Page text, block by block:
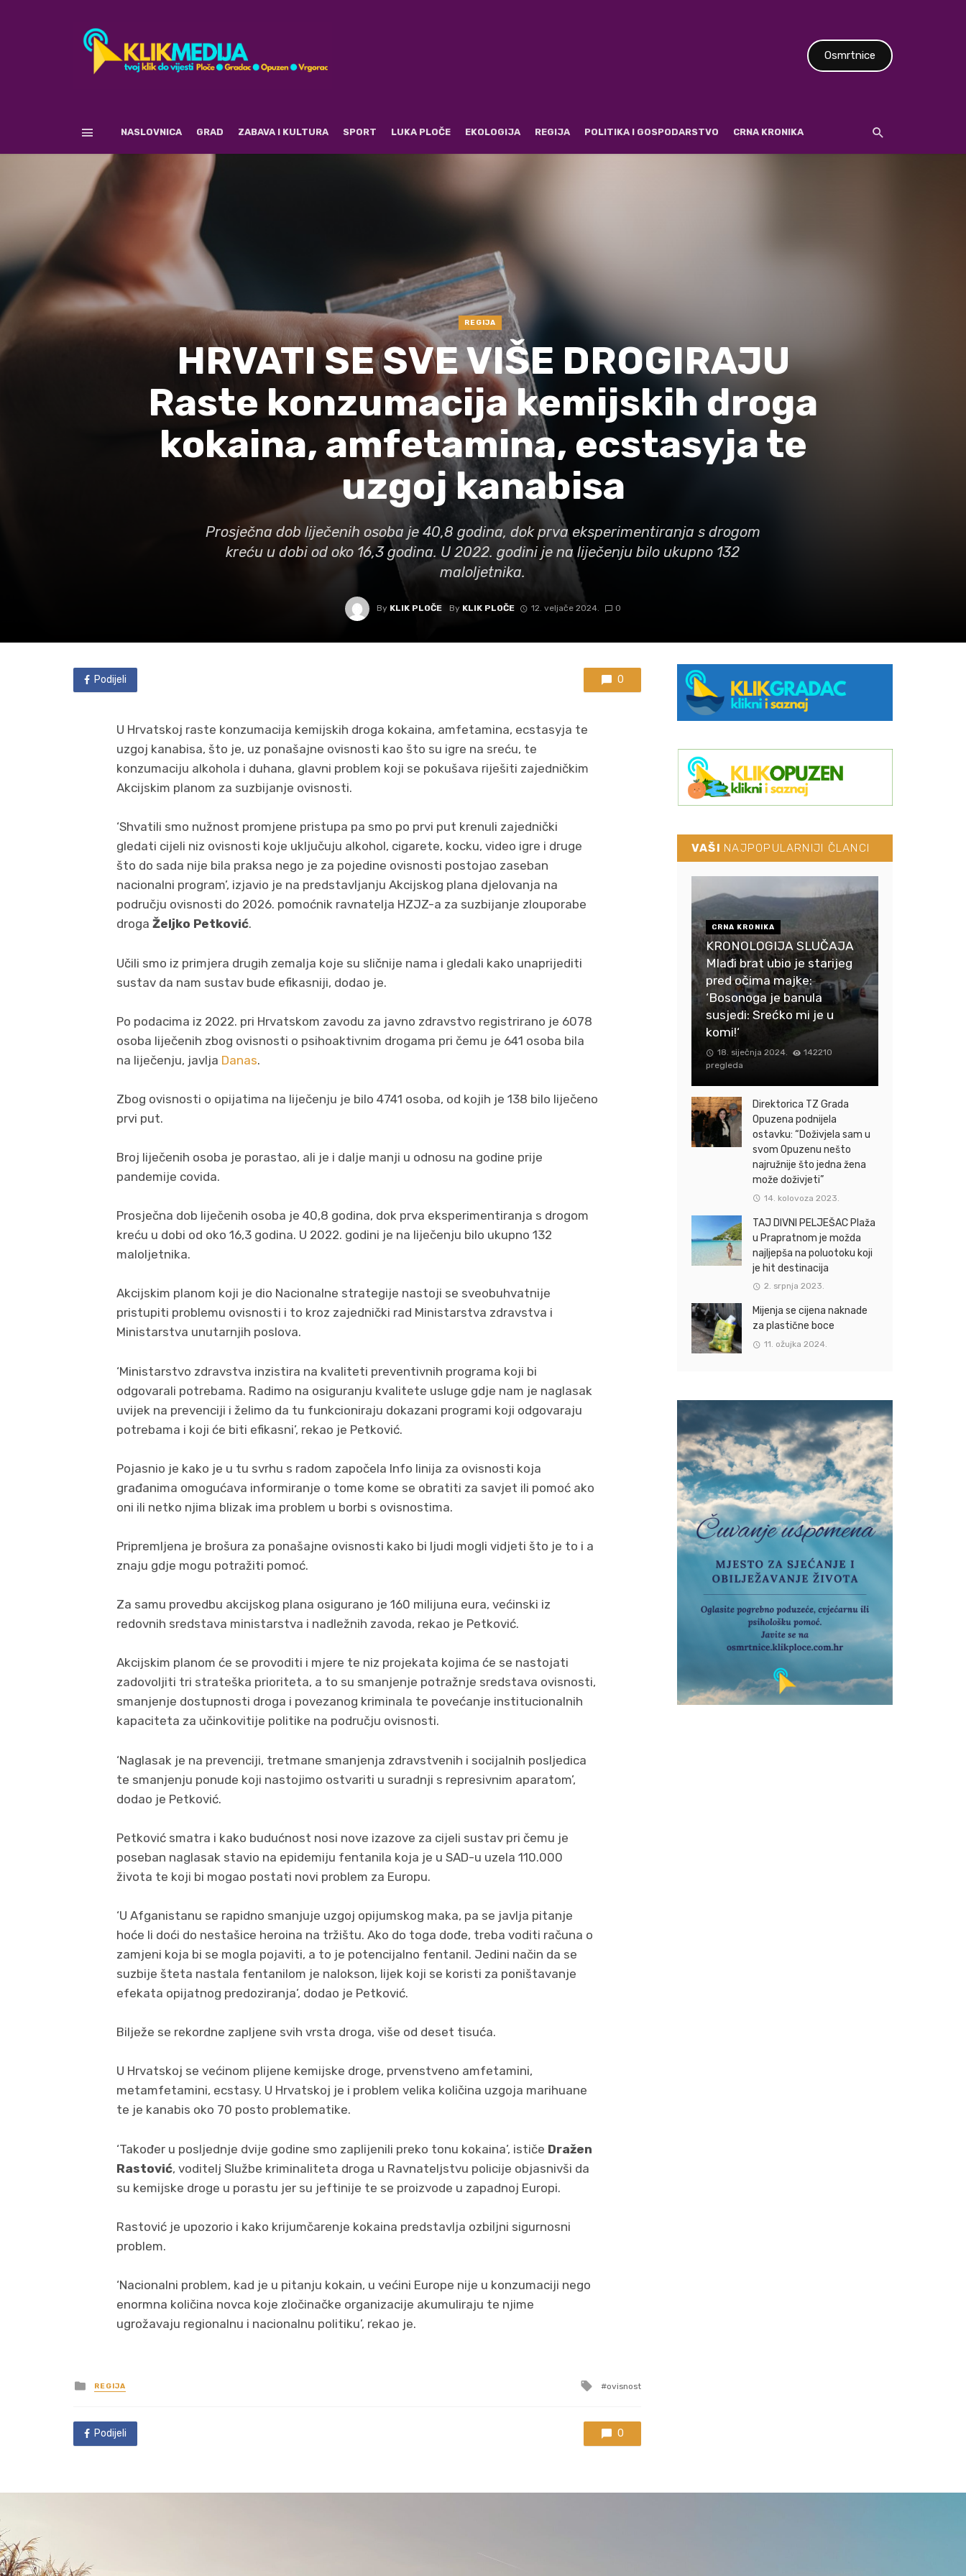
Osmrtnice
NASLOVNICA GRAD ZABAVA I KULTURA SPORT LUKA PLOČE EKOLOGIJA REGIJA POLITIKA I GOSPODARSTVO CRNA KRONIKA
REGIJA
HRVATI SE SVE VIŠE DROGIRAJU
Raste konzumacija kemijskih droga
kokaina, amfetamina, ecstasyja te
uzgoj kanabisa
Prosječna dob liječenih osoba je 40,8 godina, dok prva eksperimentiranja s drogom
kreću u dobi od oko 16,3 godina. U 2022. godini je na liječenju bilo ukupno 132
maloljetnika.
By KLIK PLOČE By KLIK PLOČE 12. veljače 2024. 0
Podijeli 0
U Hrvatskoj raste konzumacija kemijskih droga kokaina, amfetamina, ecstasyja te
uzgoj kanabisa, što je, uz ponašajne ovisnosti kao što su igre na sreću, te
konzumaciju alkohola i duhana, glavni problem koji se pokušava riješiti zajedničkim
Akcijskim planom za suzbijanje ovisnosti.
‘Shvatili smo nužnost promjene pristupa pa smo po prvi put krenuli zajednički
gledati cijeli niz ovisnosti koje uključuju alkohol, cigarete, kocku, video igre i druge
što do sada nije bila praksa nego je za pojedine ovisnosti postojao zaseban
nacionalni program’, izjavio je na predstavljanju Akcijskog plana djelovanja na
području ovisnosti do 2026. pomoćnik ravnatelja HZJZ-a za suzbijanje zlouporabe
droga Željko Petković.
Učili smo iz primjera drugih zemalja koje su sličnije nama i gledali kako unaprijediti
sustav da nam sustav bude efikasniji, dodao je.
Po podacima iz 2022. pri Hrvatskom zavodu za javno zdravstvo registrirano je 6078
osoba liječenih zbog ovisnosti o psihoaktivnim drogama pri čemu je 641 osoba bila
na liječenju, javlja Danas.
Zbog ovisnosti o opijatima na liječenju je bilo 4741 osoba, od kojih je 138 bilo liječeno
prvi put.
Broj liječenih osoba je porastao, ali je i dalje manji u odnosu na godine prije
pandemije covida.
Prosječna dob liječenih osoba je 40,8 godina, dok prva eksperimentiranja s drogom
kreću u dobi od oko 16,3 godina. U 2022. godini je na liječenju bilo ukupno 132
maloljetnika.
Akcijskim planom koji je dio Nacionalne strategije nastoji se sveobuhvatnije
pristupiti problemu ovisnosti i to kroz zajednički rad Ministarstva zdravstva i
Ministarstva unutarnjih poslova.
‘Ministarstvo zdravstva inzistira na kvaliteti preventivnih programa koji bi
odgovarali potrebama. Radimo na osiguranju kvalitete usluge gdje nam je naglasak
uvijek na prevenciji i želimo da tu funkcioniraju dokazani programi koji odgovaraju
potrebama i koji će biti efikasni’, rekao je Petković.
Pojasnio je kako je u tu svrhu s radom započela Info linija za ovisnosti koja
građanima omogućava informiranje o tome kome se obratiti za savjet ili pomoć ako
oni ili netko njima blizak ima problem u borbi s ovisnostima.
Pripremljena je brošura za ponašajne ovisnosti kako bi ljudi mogli vidjeti što je to i a
znaju gdje mogu potražiti pomoć.
Za samu provedbu akcijskog plana osigurano je 160 milijuna eura, većinski iz
redovnih sredstava ministarstva i nadležnih zavoda, rekao je Petković.
Akcijskim planom će se provoditi i mjere te niz projekata kojima će se nastojati
zadovoljiti tri strateška prioriteta, a to su smanjenje potražnje sredstava ovisnosti,
smanjenje dostupnosti droga i povezanog kriminala te povećanje institucionalnih
kapaciteta za učinkovitije politike na području ovisnosti.
‘Naglasak je na prevenciji, tretmane smanjenja zdravstvenih i socijalnih posljedica
te smanjenju ponude koji nastojimo ostvariti u suradnji s represivnim aparatom’,
dodao je Petković.
Petković smatra i kako budućnost nosi nove izazove za cijeli sustav pri čemu je
poseban naglasak stavio na epidemiju fentanila koja je u SAD-u uzela 110.000
života te koji bi mogao postati novi problem za Europu.
‘U Afganistanu se rapidno smanjuje uzgoj opijumskog maka, pa se javlja pitanje
hoće li doći do nestašice heroina na tržištu. Ako do toga dođe, treba voditi računa o
zamjeni koja bi se mogla pojaviti, a to je potencijalno fentanil. Jedini način da se
suzbije šteta nastala fentanilom je nalokson, lijek koji se koristi za poništavanje
efekata opijatnog predoziranja’, dodao je Petković.
Bilježe se rekordne zapljene svih vrsta droga, više od deset tisuća.
U Hrvatskoj se većinom plijene kemijske droge, prvenstveno amfetamini,
metamfetamini, ecstasy. U Hrvatskoj je i problem velika količina uzgoja marihuane
te je kanabis oko 70 posto problematike.
‘Također u posljednje dvije godine smo zaplijenili preko tonu kokaina’, ističe Dražen
Rastović, voditelj Službe kriminaliteta droga u Ravnateljstvu policije objasnivši da
su kemijske droge u porastu jer su jeftinije te se proizvode u zapadnoj Europi.
Rastović je upozorio i kako krijumčarenje kokaina predstavlja ozbiljni sigurnosni
problem.
‘Nacionalni problem, kad je u pitanju kokain, u većini Europe nije u konzumaciji nego
enormna količina novca koje zločinačke organizacije akumuliraju te njime
ugrožavaju regionalnu i nacionalnu politiku’, rekao je.
Posted
in
REGIJA
Tagged
ovisnost
Podijeli 0
VAŠI NAJPOPULARNIJI ČLANCI
CRNA KRONIKA
KRONOLOGIJA SLUČAJA
Mlađi brat ubio je starijeg
pred očima majke:
‘Bosonoga je banula
susjedi: Srećko mi je u
komi!‘
18. siječnja 2024.
142210
pregleda
Direktorica TZ Grada
Opuzena podnijela
ostavku: “Doživjela sam u
svom Opuzenu nešto
najružnije što jedna žena
može doživjeti”
14. kolovoza 2023.
TAJ DIVNI PELJEŠAC Plaža
u Prapratnom je možda
najljepša na poluotoku koji
je hit destinacija
2. srpnja 2023.
Mijenja se cijena naknade
za plastične boce
11. ožujka 2024.